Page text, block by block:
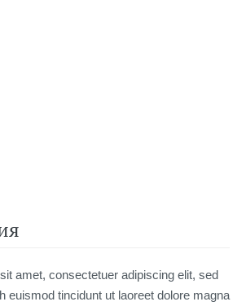
amet, consectetuer adipiscing elit, sed
euismod tincidunt ut laoreet dolore magna